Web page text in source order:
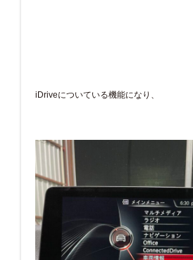
iDriveについている機能になり、